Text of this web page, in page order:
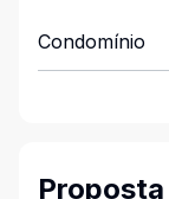
Condomínio
Proposta